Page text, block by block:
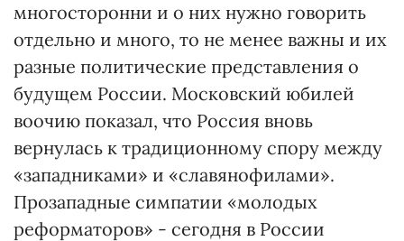
многосторонни и о них нужно говорить
отдельно и много, то не менее важны и их
разные политические представления о
будущем России. Московский юбилей
воочию показал, что Россия вновь
вернулась к традиционному спору между
«западниками» и «славянофилами».
Прозападные симпатии «молодых
реформаторов» - сегодня в России